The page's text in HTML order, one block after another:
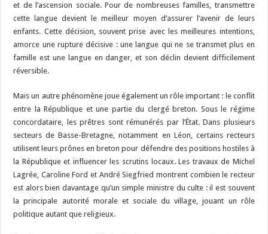
et de l’ascension sociale. Pour de nombreuses familles, transmettre
cette langue devient le meilleur moyen d’assurer l’avenir de leurs
enfants. Cette décision, souvent prise avec les meilleures intentions,
amorce une rupture décisive : une langue qui ne se transmet plus en
famille est une langue en danger, et son déclin devient difficilement
réversible.
Mais un autre phénomène joue également un rôle important : le conflit
entre la République et une partie du clergé breton. Sous le régime
concordataire, les prêtres sont rémunérés par l’État. Dans plusieurs
secteurs de Basse-Bretagne, notamment en Léon, certains recteurs
utilisent leurs prônes en breton pour défendre des positions hostiles à
la République et influencer les scrutins locaux. Les travaux de Michel
Lagrée, Caroline Ford et André Siegfried montrent combien le recteur
est alors bien davantage qu’un simple ministre du culte : il est souvent
la principale autorité morale et sociale du village, jouant un rôle
politique autant que religieux.